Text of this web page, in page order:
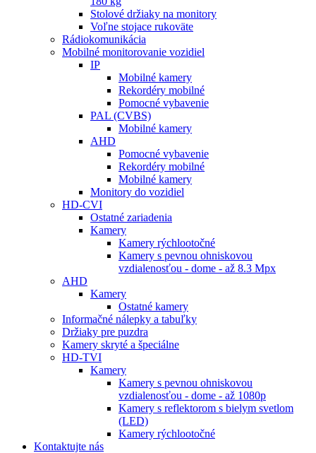
Stolové držiaky na monitory
Voľne stojace rukoväte
Rádiokomunikácia
Mobilné monitorovanie vozidiel
IP
Mobilné kamery
Rekordéry mobilné
Pomocné vybavenie
PAL (CVBS)
Mobilné kamery
AHD
Pomocné vybavenie
Rekordéry mobilné
Mobilné kamery
Monitory do vozidiel
HD-CVI
Ostatné zariadenia
Kamery
Kamery rýchlootočné
Kamery s pevnou ohniskovou
vzdialenosťou - dome - až 8.3 Mpx
AHD
Kamery
Ostatné kamery
Informačné nálepky a tabuľky
Držiaky pre puzdra
Kamery skryté a špeciálne
HD-TVI
Kamery
Kamery s pevnou ohniskovou
vzdialenosťou - dome - až 1080p
Kamery s reflektorom s bielym svetlom
(LED)
Kamery rýchlootočné
Kontaktujte nás